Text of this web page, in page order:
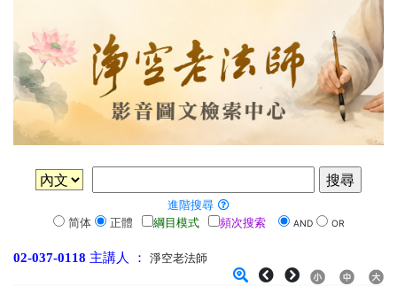
進階搜尋
简体
正體 綱目模式 頻次搜索 AND OR
02-037-0118 主講人 ： 淨空老法師